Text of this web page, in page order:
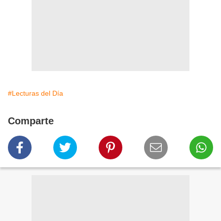
#Lecturas del Día
Comparte